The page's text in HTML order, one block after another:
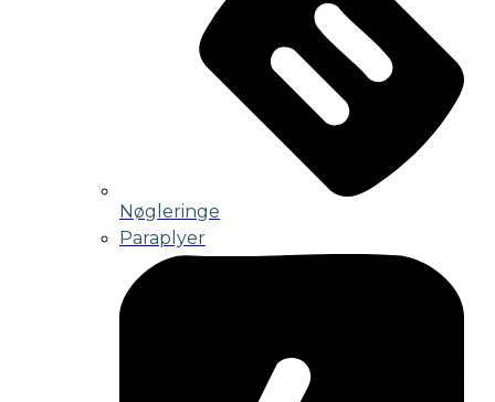
Nøgleringe
Paraplyer